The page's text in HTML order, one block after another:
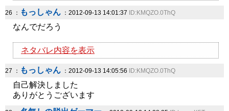
26 ： もっしゃん ：2012-09-13 14:01:37 ID:KMQZO.0ThQ
なんでだろう
ネタバレ内容を表示
27 ： もっしゃん ：2012-09-13 14:05:56 ID:KMQZO.0ThQ
自己解決しました
ありがとうございます